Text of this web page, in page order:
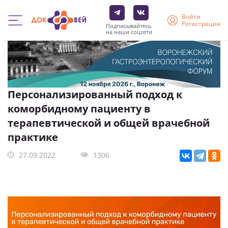
Перейти
основному
содержанию
Подписывайтесь
на наши соцсети
Войти
Регистрация
Персонализированный подход к
коморбидному пациенту в
терапевтической и общей врачебной
практике
27.09.2022 1306